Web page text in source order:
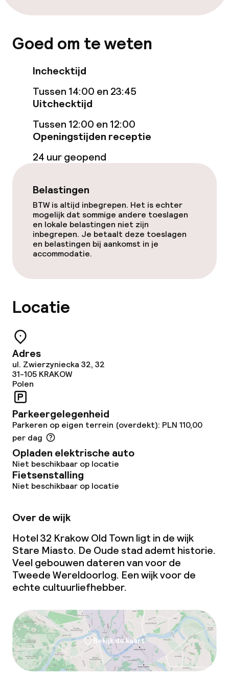
Overal rookvrij
Goed om te weten
Inchecktijd
Tussen 14:00 en 23:45
Uitchecktijd
Tussen 12:00 en 12:00
Openingstijden receptie
24 uur geopend
Belastingen
BTW is altijd inbegrepen. Het is echter
mogelijk dat sommige andere toeslagen
en lokale belastingen niet zijn
inbegrepen. Je betaalt deze toeslagen
en belastingen bij aankomst in je
accommodatie.
Locatie
Adres
ul. Zwierzyniecka 32, 32
31-105 KRAKOW
Polen
Parkeergelegenheid
Parkeren op eigen terrein (overdekt): PLN 110,00
per dag
Opladen elektrische auto
Niet beschikbaar op locatie
Fietsenstalling
Niet beschikbaar op locatie
Over de wijk
Hotel 32 Krakow Old Town ligt in de wijk
Stare Miasto. De Oude stad ademt historie.
Veel gebouwen dateren van voor de
Tweede Wereldoorlog. Een wijk voor de
echte cultuurliefhebber.
Bekijk de kaart